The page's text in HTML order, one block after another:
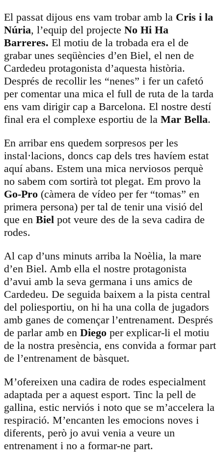
El passat dijous ens vam trobar amb la Cris i la
Núria, l’equip del projecte No Hi Ha
Barreres. El motiu de la trobada era el de
grabar unes seqüències d’en Biel, el nen de
Cardedeu protagonista d’aquesta història.
Després de recollir les “nenes” i fer un cafetó
per comentar una mica el full de ruta de la tarda
ens vam dirigir cap a Barcelona. El nostre destí
final era el complexe esportiu de la Mar Bella.
En arribar ens quedem sorpresos per les
instal·lacions, doncs cap dels tres havíem estat
aquí abans. Estem una mica nerviosos perquè
no sabem com sortirà tot plegat. Em provo la
Go-Pro (càmera de vídeo per fer “tomas” en
primera persona) per tal de tenir una visió del
que en Biel pot veure des de la seva cadira de
rodes.
Al cap d’uns minuts arriba la Noèlia, la mare
d’en Biel. Amb ella el nostre protagonista
d’avui amb la seva germana i uns amics de
Cardedeu. De seguida baixem a la pista central
del poliesportiu, on hi ha una colla de jugadors
amb ganes de començar l’entrenament. Després
de parlar amb en Diego per explicar-li el motiu
de la nostra presència, ens convida a formar part
de l’entrenament de bàsquet.
M’ofereixen una cadira de rodes especialment
adaptada per a aquest esport. Tinc la pell de
gallina, estic nerviós i noto que se m’accelera la
respiració. M’encanten les emocions noves i
diferents, però jo avui venia a veure un
entrenament i no a formar-ne part.